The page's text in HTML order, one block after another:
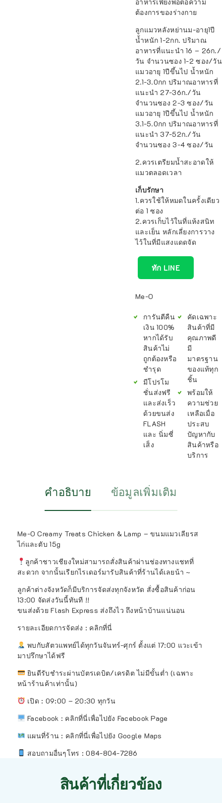
ต้องการของร่างกาย
ลูกแมวหลังหย่านม-อายุ1ปี
น้ำหนัก 1-2กก. ปริมาณ
อาหารที่แนะนำ 16 – 26ก./
วัน จำนวนซอง 1-2 ซอง/วัน
แมวอายุ 1ปีขึ้นไป น้ำหนัก
2.1-3.0กก ปริมาณอาหารที่
แนะนำ 27-36ก./วัน
จำนวนซอง 2-3 ซอง/วัน
แมวอายุ 1ปีขึ้นไป น้ำหนัก
3.1-5.0กก ปริมาณอาหารที่
แนะนำ 37-52ก./วัน
จำนวนซอง 3-4 ซอง/วัน
2.ควรเตรียมน้ำสะอาดให้
แมวตลอดเวลา
เก็บรักษา
1.ควรใช้ให้หมดในครั้งเดียว
ต่อ 1 ซอง
2.ควรเก็บไว้ในที่แห้งสนิท
และเย็น หลักเลี่ยงการวาง
ไว้ในที่มีแสงแดดจัด
ทัก LINE
Me-O
การันตีคืน
เงิน 100%
หากได้รับ
สินค้าไม่
ถูกต้องหรือ
ชำรุด
มีโปรโม
ชั่นส่งฟรี
และส่งเร็ว
ด้วยขนส่ง
FLASH
และ นิ่มซี่
เส็ง
คัดเฉพาะ
สินค้าที่มี
คุณภาพดี
มี
มาตรฐาน
ของแท้ทุก
ชิ้น
พร้อมให้
ความช่วย
เหลือเมื่อ
ประสบ
ปัญหากับ
สินค้าหรือ
บริการ
คำอธิบาย ข้อมูลเพิ่มเติม
Me-O Creamy Treats Chicken & Lamp – ขนมแมวเลียรส
ไก่และตับ 15g
ลูกค้าชาวเชียงใหม่สามารถสั่งสินค้าผ่านช่องทางแชทที่
สะดวก จากนั้นเรียกไรเดอร์มารับสินค้าที่ร้านได้เลยน้า ~
ลูกค้าต่างจังหวัดก็มีบริการจัดส่งทุกจังหวัด สั่งซื้อสินค้าก่อน
13:00 จัดส่งวันนี้ทันที !!
ขนส่งด้วย Flash Express ส่งถึงไว ถึงหน้าบ้านแน่นอน
รายละเอียดการจัดส่ง : คลิกที่นี่
พบกับสัตวแพทย์ได้ทุกวันจันทร์-ศุกร์ ตั้งแต่ 17:00 แวะเข้า
มาปรึกษาได้ฟรี
ยินดีรับชำระผ่านบัตรเดบิต/เครดิต ไม่มีขั้นต่ำ (เฉพาะ
หน้าร้านค้าเท่านั้น)
เปิด : 09:00 – 20:30 ทุกวัน
Facebook : คลิกที่นี่เพื่อไปยัง Facebook Page
แผนที่ร้าน : คลิกที่นี่เพื่อไปยัง Google Maps
สอบถามอื่นๆโทร : 084-804-7286
สินค้าที่เกี่ยวข้อง